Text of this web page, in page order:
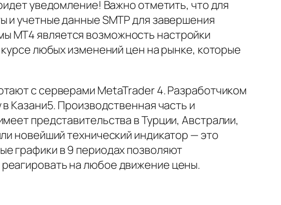
уведомление! Важно отметить, что для
и учетные данные SMTP для завершения
MT4 является возможность настройки
любых изменений цен на рынке, которые
с серверами MetaTrader 4. Разработчиком
Казани5. Производственная часть и
представительства в Турции, Австралии,
новейший технический индикатор — это
графики в 9 периодах позволяют
на любое движение цены.